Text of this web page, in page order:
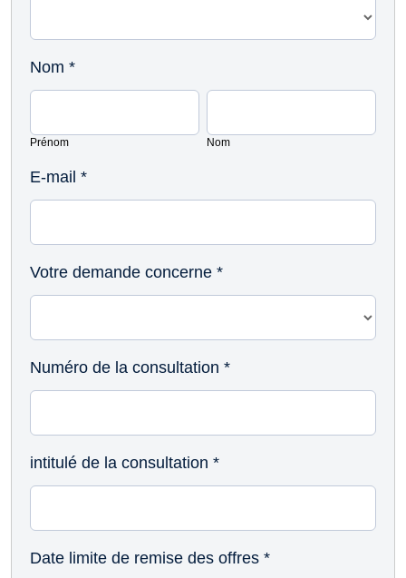
Nom *
Prénom
Prénom
Nom
Nom
E-mail *
Votre demande concerne *
Numéro de la consultation *
intitulé de la consultation *
Date limite de remise des offres *